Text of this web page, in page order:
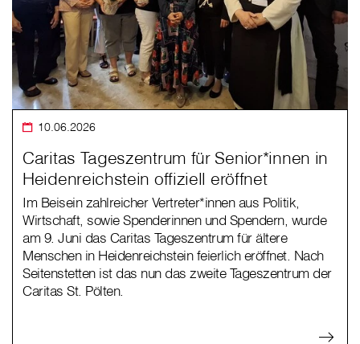
10.06.2026
Caritas Tageszentrum für Senior*innen in
Heidenreichstein offiziell eröffnet
Im Beisein zahlreicher Vertreter*innen aus Politik,
Wirtschaft, sowie Spenderinnen und Spendern, wurde
am 9. Juni das Caritas Tageszentrum für ältere
Menschen in Heidenreichstein feierlich eröffnet. Nach
Seitenstetten ist das nun das zweite Tageszentrum der
Caritas St. Pölten.